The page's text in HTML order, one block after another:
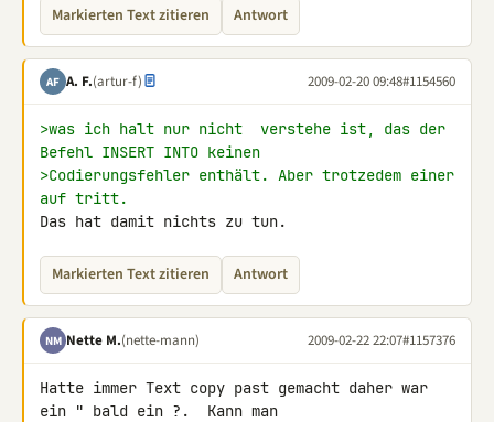
Markierten Text zitieren Antwort
AF A. F.(artur-f) 2009-02-20 09:48#1154560
>was ich halt nur nicht  verstehe ist, das der
Befehl INSERT INTO keinen
>Codierungsfehler enthält. Aber trotzedem einer
auf tritt.
Das hat damit nichts zu tun.
Markierten Text zitieren Antwort
NM Nette M.(nette-mann) 2009-02-22 22:07#1157376
Hatte immer Text copy past gemacht daher war
ein " bald ein ?.  Kann man